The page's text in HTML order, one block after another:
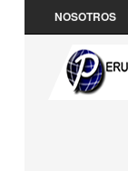
NOSOTROS